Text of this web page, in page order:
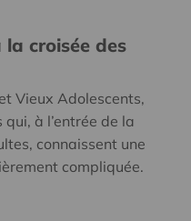
la croisée des
Vieux Adolescents,
à l’entrée de la
connaissent une
compliquée.